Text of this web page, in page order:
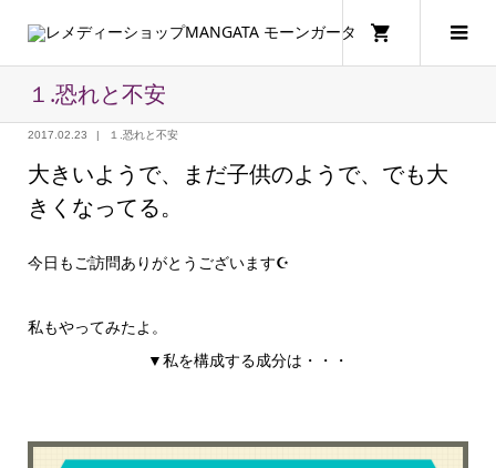
１.恐れと不安
2017.02.23 １.恐れと不安
大きいようで、まだ子供のようで、でも大
きくなってる。
今日もご訪問ありがとうございます☪
私もやってみたよ。
▼私を構成する成分は・・・